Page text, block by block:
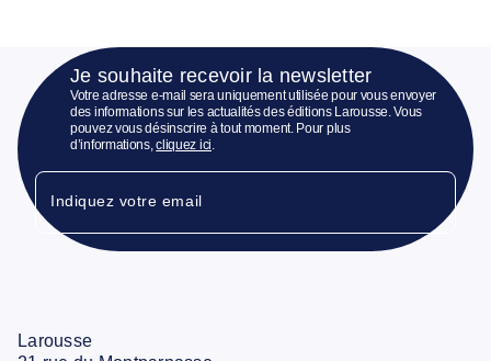
Je souhaite recevoir la newsletter
Votre adresse e-mail sera uniquement utilisée pour vous envoyer
des informations sur les actualités des éditions Larousse. Vous
pouvez vous désinscrire à tout moment. Pour plus
d’informations,cliquez ici
Indiquez votre email
Larousse